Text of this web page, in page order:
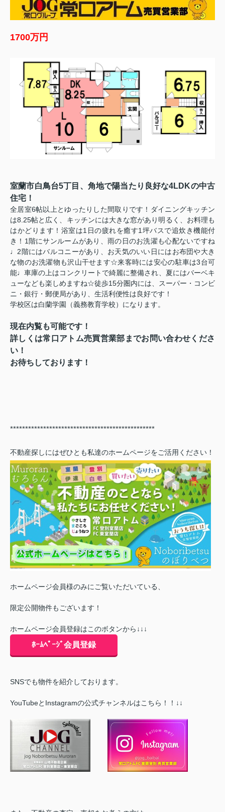
1700万円
室蘭市白鳥台5丁目、角地で陽当たり良好な4LDKの中古
住宅！
全居室6帖以上とゆったりした間取りです！ダイニングキッチン
は8.25帖と広く、キッチンには大きな窓があり明るく
、お料理も
はかどります！浴室は1日の疲れを癒す1坪バスで追炊き機能付
き！1階にサンルームがあり、雨の日のお洗濯も心配ないですね
♩2階にはバルコニーがあり、お天気のいい日にはお布団や大き
な物のお洗濯物も沢山干せます☆来客時には安心の駐車は3台可
能♩車庫の上はコンクリートで綺麗に整備され、夏にはバーベキ
ューなども楽しめますね☆徒歩15分圏内には、スーパー・コンビ
ニ・銀行・郵便局があり、生活利便性は良好です！
学校区は白蘭学園（義務教育学校）になります。
現在内覧も可能です！
詳しくは常口アトム売買営業部までお問い合わせくださ
い！
お待ちしております！
************************************************
不動産探しにはぜひとも私達のホームページをご活用ください！
ホームページ会員様のみにご覧いただいている、
限定公開物件もございます！
ホームページ会員登録はこのボタンから↓↓↓
ﾎｰﾑﾍﾟｰｼﾞ会員登録
SNSでも物件を紹介しております。
YouTubeとInstagramの公式チャンネルはこちら！！↓↓